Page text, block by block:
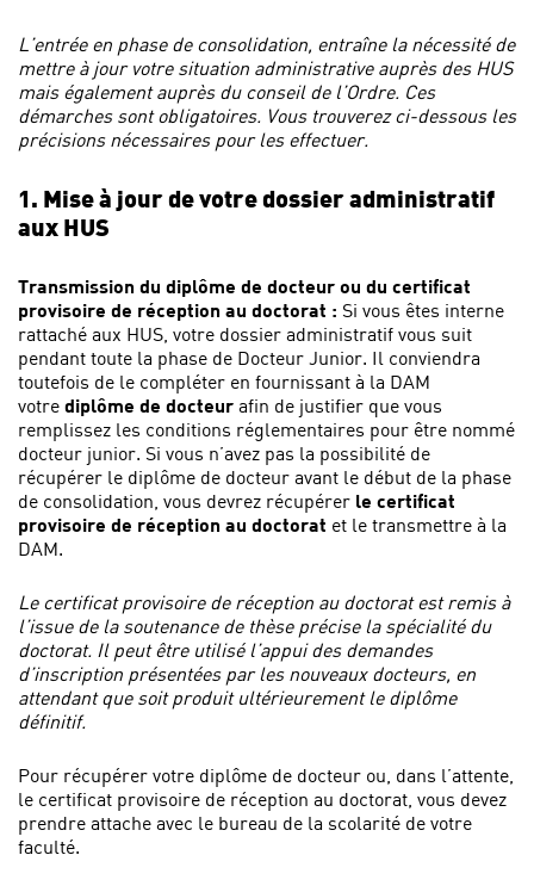
L’entrée en phase de consolidation, entraîne la nécessité de
mettre à jour votre situation administrative auprès des HUS
mais également auprès du conseil de l’Ordre. Ces
démarches sont obligatoires. Vous trouverez ci-dessous les
précisions nécessaires pour les effectuer.
1. Mise à jour de votre dossier administratif
aux HUS
Transmission du diplôme de docteur ou du certificat
provisoire de réception au doctorat : Si vous êtes interne
rattaché aux HUS, votre dossier administratif vous suit
pendant toute la phase de Docteur Junior. Il conviendra
toutefois de le compléter en fournissant à la DAM
votre diplôme de docteur afin de justifier que vous
remplissez les conditions réglementaires pour être nommé
docteur junior. Si vous n’avez pas la possibilité de
récupérer le diplôme de docteur avant le début de la phase
de consolidation, vous devrez récupérer le certificat
provisoire de réception au doctorat et le transmettre à la
DAM.
Le certificat provisoire de réception au doctorat est remis à
l’issue de la soutenance de thèse précise la spécialité du
doctorat. Il peut être utilisé l’appui des demandes
d’inscription présentées par les nouveaux docteurs, en
attendant que soit produit ultérieurement le diplôme
définitif.
Pour récupérer votre diplôme de docteur ou, dans l’attente,
le certificat provisoire de réception au doctorat, vous devez
prendre attache avec le bureau de la scolarité de votre
faculté.